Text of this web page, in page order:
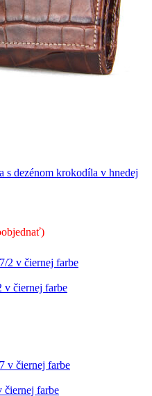
s dezénom krokodíla v hnedej
v čiernej farbe
čiernej farbe